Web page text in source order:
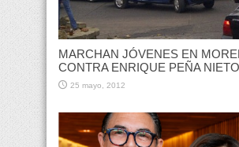
MARCHAN JÓVENES EN
CONTRA ENRIQUE PEÑA NIETO
25 mayo, 2012